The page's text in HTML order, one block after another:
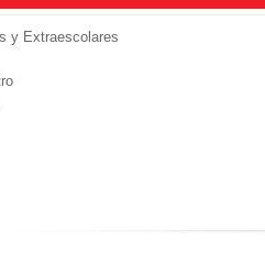
y Extraescolares